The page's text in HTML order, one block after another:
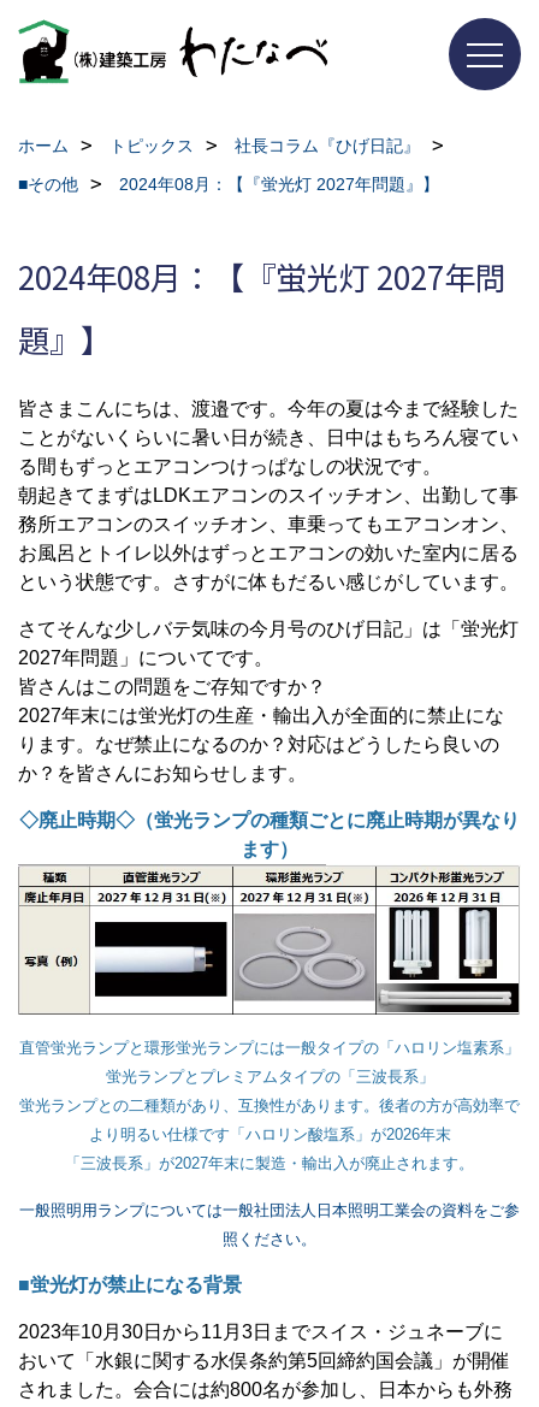
ホーム トピックス
社長コラム『ひげ日記』
■その他
2024年08月：【『蛍光灯 2027年問題』】
2024年08月：【『蛍光灯 2027年問
題』】
皆さまこんにちは、渡邉です。今年の夏は今まで経験した
ことがないくらいに暑い日が続き、日中はもちろん寝てい
る間もずっとエアコンつけっぱなしの状況です。
朝起きてまずは LDKエアコンのスイッチオン、出勤して事
務所エアコンのスイッチオン、車乗ってもエアコンオン、
お風呂とトイレ以外はずっとエアコンの効いた室内に居る
という状態です。さすがに体もだるい感じがしています。
さてそんな少しバテ気味の今月号のひげ日記」は「蛍光灯
2027年問題」についてです。
皆さんはこの問題をご存知ですか？
2027年末には蛍光灯の生産・輸出入が全面的に禁止にな
ります。なぜ禁止になるのか？対応はどうしたら良いの
か？を皆さんにお知らせします。
◇廃止時期◇（蛍光ランプの種類ごとに廃止時期が異なり
ます）
直管蛍光ランプと環形蛍光ランプには一般タイプの「ハロリン塩素系」
蛍光ランプとプレミアムタイプの「三波長系」
蛍光ランプとの二種類があり、互換性があります。後者の方が高効率で
より明るい仕様です「ハロリン酸塩系」が2026年末
「三波長系」が2027年末に製造・輸出入が廃止されます。
一般照明用ランプについては一般社団法人日本照明工業会の資料をご参
照ください。
■蛍光灯が禁止になる背景
2023年10月 30日から11 月 3日までスイス・ジュネーブに
おいて「水銀に関する水俣条約第5回締約国会議」が開催
されました。会合には約800名が参加し、日本からも外務